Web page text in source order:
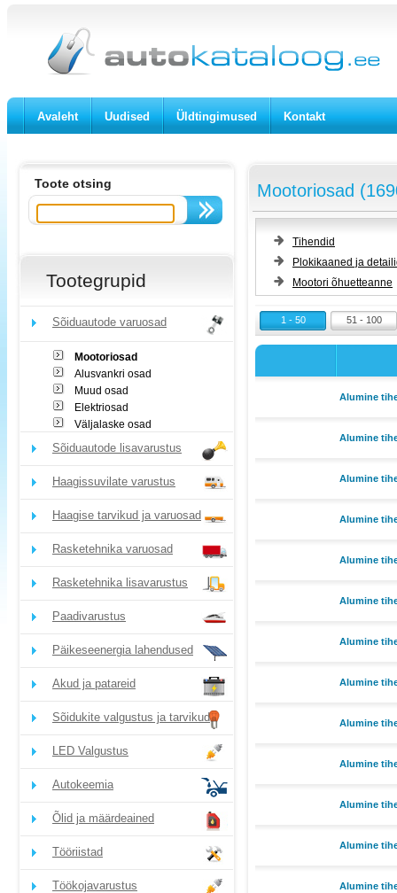
Avaleht Uudised Üldtingimused Kontakt
Toote otsing
Tootegrupid
Sõiduautode varuosad
Mootoriosad
Alusvankri osad
Muud osad
Elektriosad
Väljalaske osad
Sõiduautode lisavarustus
Haagissuvilate varustus
Haagise tarvikud ja varuosad
Rasketehnika varuosad
Rasketehnika lisavarustus
Paadivarustus
Päikeseenergia lahendused
Akud ja patareid
Sõidukite valgustus ja tarvikud
LED Valgustus
Autokeemia
Õlid ja määrdeained
Tööriistad
Töökojavarustus
Mootoriosad
Tihendid
Plokikaaned ja
Mootori õhuetteanne
1 - 50 51 - 100
Alumine
Alumine
Alumine
Alumine
Alumine
Alumine
Alumine
Alumine
Alumine
Alumine
Alumine
Alumine
Alumine